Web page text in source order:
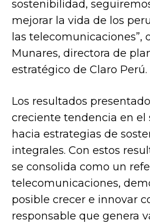
sostenibilidad,
mejorar la vida de los
las telecomunicaciones”,
Munares, directora de
estratégico de Claro Perú.
Los resultados
creciente tendencia en el
hacia estrategias de
integrales. Con estos
se consolida como un
telecomunicaciones,
posible crecer e innovar
responsable que genera